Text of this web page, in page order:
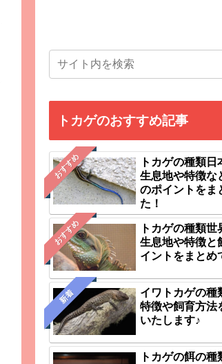
トカゲのおすすめ記事
おすすめ
トカゲの種類日
生息地や特徴な
のポイントをま
た！
おすすめ
トカゲの種類世
生息地や特徴と
イントをまとめ
新着
イワトカゲの種
特徴や飼育方法
いたします♪
トカゲの餌の種